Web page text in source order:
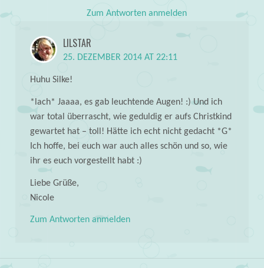
Zum Antworten anmelden
LILSTAR
25. DEZEMBER 2014 AT 22:11
Huhu Silke!
*lach* Jaaaa, es gab leuchtende Augen! :) Und ich
war total überrascht, wie geduldig er aufs Christkind
gewartet hat – toll! Hätte ich echt nicht gedacht *G*
Ich hoffe, bei euch war auch alles schön und so, wie
ihr es euch vorgestellt habt :)
Liebe Grüße,
Nicole
Zum Antworten anmelden